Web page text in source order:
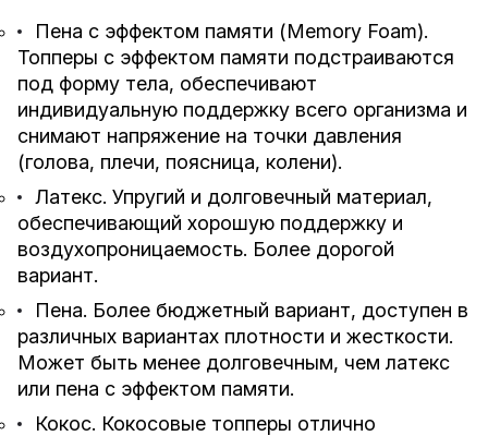
Пена с эффектом памяти (Memory Foam).
Топперы с эффектом памяти подстраиваются
под форму тела, обеспечивают
индивидуальную поддержку всего организма и
снимают напряжение на точки давления
(голова, плечи, поясница, колени).
Латекс. Упругий и долговечный материал,
обеспечивающий хорошую поддержку и
воздухопроницаемость. Более дорогой
вариант.
Пена. Более бюджетный вариант, доступен в
различных вариантах плотности и жесткости.
Может быть менее долговечным, чем латекс
или пена с эффектом памяти.
Кокос. Кокосовые топперы отлично